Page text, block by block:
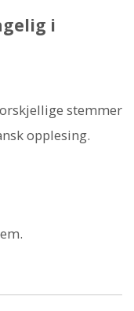
i
stemmer
opplesing.